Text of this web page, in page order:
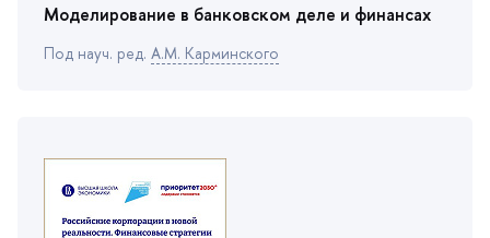
Моделирование в банковском деле и финансах
Под науч. ред. А.М. Карминского